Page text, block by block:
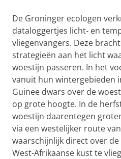
De Groninger ecologen
dataloggertjes licht- en
vliegenvangers. Deze
strategieën aan het licht
woestijn passeren. In het
vanuit hun wintergebieden
Guinee dwars over de
op grote hoogte. In de
woestijn daarentegen
via een westelijker route
waarschijnlijk direct over
West-Afrikaanse kust te